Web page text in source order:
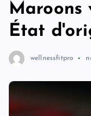
Maroons
État
wellnessfitpro